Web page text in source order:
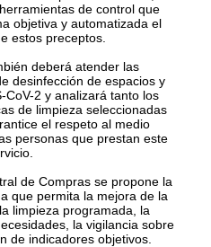
de control que
objetiva y automatizada el
estos preceptos.
deberá atender las
desinfección de espacios y
CoV-2 y analizará tanto los
de limpieza seleccionadas
el respeto al medio
personas que prestan este
de Compras se propone la
que permita la mejora de la
limpieza programada, la
la vigilancia sobre
de indicadores objetivos.